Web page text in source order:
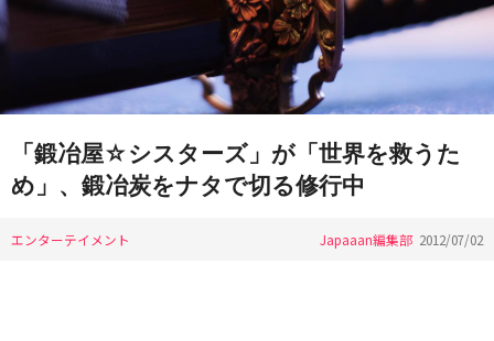
「鍛冶屋☆シスターズ」が「世界を救うた
め」、鍛冶炭をナタで切る修行中
エンターテイメント Japaaan編集部 2012/07/02